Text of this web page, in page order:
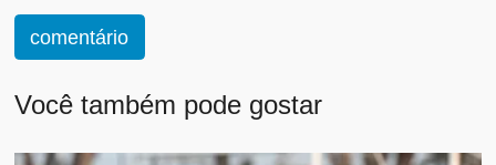
comentário
Você também pode gostar